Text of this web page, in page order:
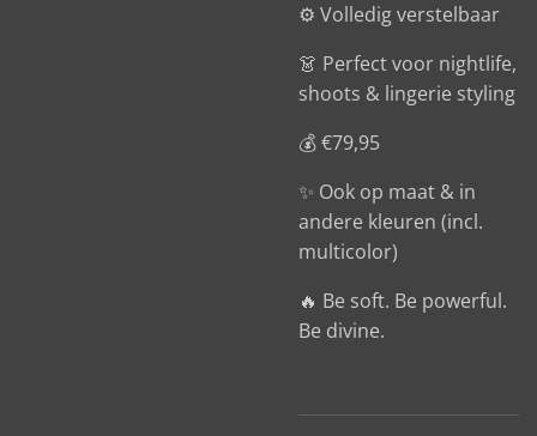
⚙️ Volledig verstelbaar
👗 Perfect voor nightlife,
shoots & lingerie styling
💰 €79,95
✨ Ook op maat & in
andere kleuren (incl.
multicolor)
🔥 Be soft. Be powerful.
Be divine.